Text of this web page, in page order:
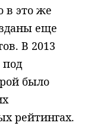
в это же
еще
В 2013
было
рейтингах.